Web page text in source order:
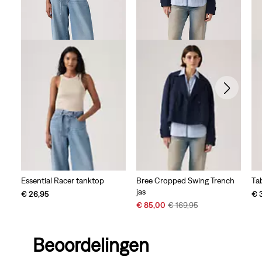
Essential Racer tanktop
€ 26,95
Bree Cropped Swing Trench
jas
Sale
€ 85,00 Original
€ 169,95
€
Beoordelingen